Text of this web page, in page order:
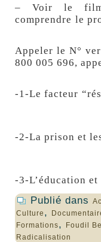
– Voir le
comprendre le
Appeler le N°
800 005
-1-Le facteur
-2-La prison et
-3-L’éducation et
Publié dans
Culture ,
Formations, Foudil
Radicalisation